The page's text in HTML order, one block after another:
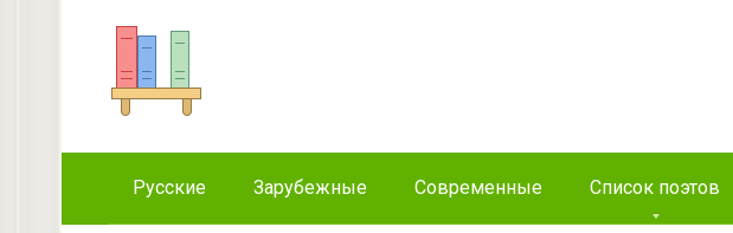
Русские Зарубежные Современные Список поэтов